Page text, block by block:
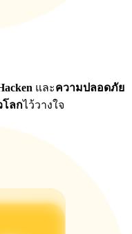
และความปลอดภัย
โลกไว้วางใจ